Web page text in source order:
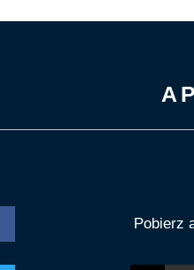
Pobierz